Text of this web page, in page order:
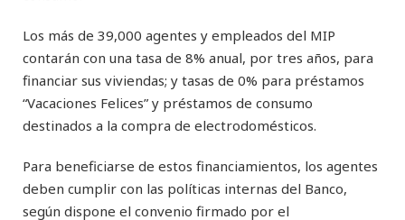
Los más de 39,000 agentes y empleados del MIP
contarán con una tasa de 8% anual, por tres años, para
financiar sus viviendas; y tasas de 0% para préstamos
“Vacaciones Felices” y préstamos de consumo
destinados a la compra de electrodomésticos.
Para beneficiarse de estos financiamientos, los agentes
deben cumplir con las políticas internas del Banco,
según dispone el convenio firmado por el